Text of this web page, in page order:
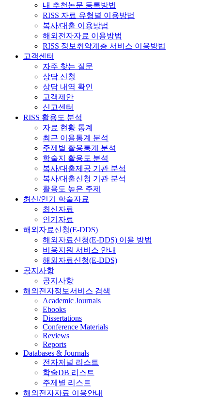
내 추천논문 등록방법
RISS 자료 유형별 이용방법
복사/대출 이용방법
해외전자자료 이용방법
RISS 정보취약계층 서비스 이용방법
고객센터
자주 찾는 질문
상담 신청
상담 내역 확인
고객제안
신고센터
RISS 활용도 분석
자료 현황 통계
최근 이용통계 분석
주제별 활용통계 분석
학술지 활용도 분석
복사/대출제공 기관 분석
복사/대출신청 기관 분석
활용도 높은 주제
최신/인기 학술자료
최신자료
인기자료
해외자료신청(E-DDS)
해외자료신청(E-DDS) 이용 방법
비용지원 서비스 안내
해외자료신청(E-DDS)
공지사항
공지사항
해외전자정보서비스 검색
Academic Journals
Ebooks
Dissertations
Conference Materials
Reviews
Reports
Databases & Journals
전자저널 리스트
학술DB 리스트
주제별 리스트
해외전자자료 이용안내